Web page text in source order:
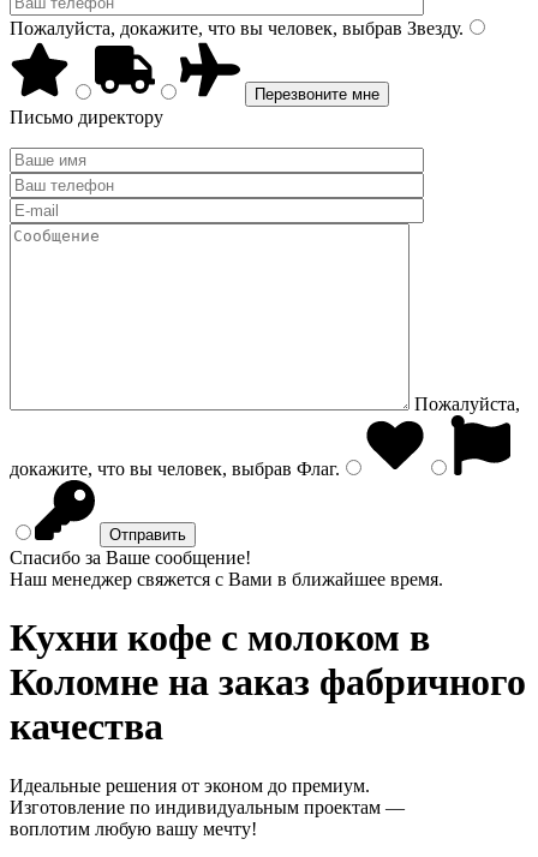
Пожалуйста, докажите, что вы человек, выбрав Звезду.
Письмо директору
Пожалуйста,
докажите, что вы человек, выбрав Флаг.
Спасибо за Ваше сообщение!
Наш менеджер свяжется с Вами в ближайшее время.
Кухни кофе с молоком в
Коломне на заказ фабричного
качества
Идеальные решения от эконом до премиум.
Изготовление по индивидуальным проектам —
воплотим любую вашу мечту!